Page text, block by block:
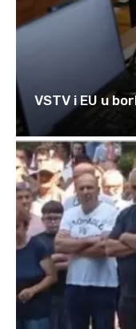
VSTV i EU u